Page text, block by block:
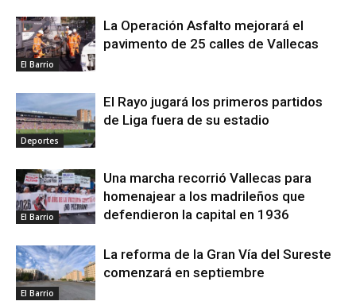
El Barrio
La Operación Asfalto mejorará el
pavimento de 25 calles de Vallecas
Deportes
El Rayo jugará los primeros partidos
de Liga fuera de su estadio
El Barrio
Una marcha recorrió Vallecas para
homenajear a los madrileños que
defendieron la capital en 1936
El Barrio
La reforma de la Gran Vía del Sureste
comenzará en septiembre